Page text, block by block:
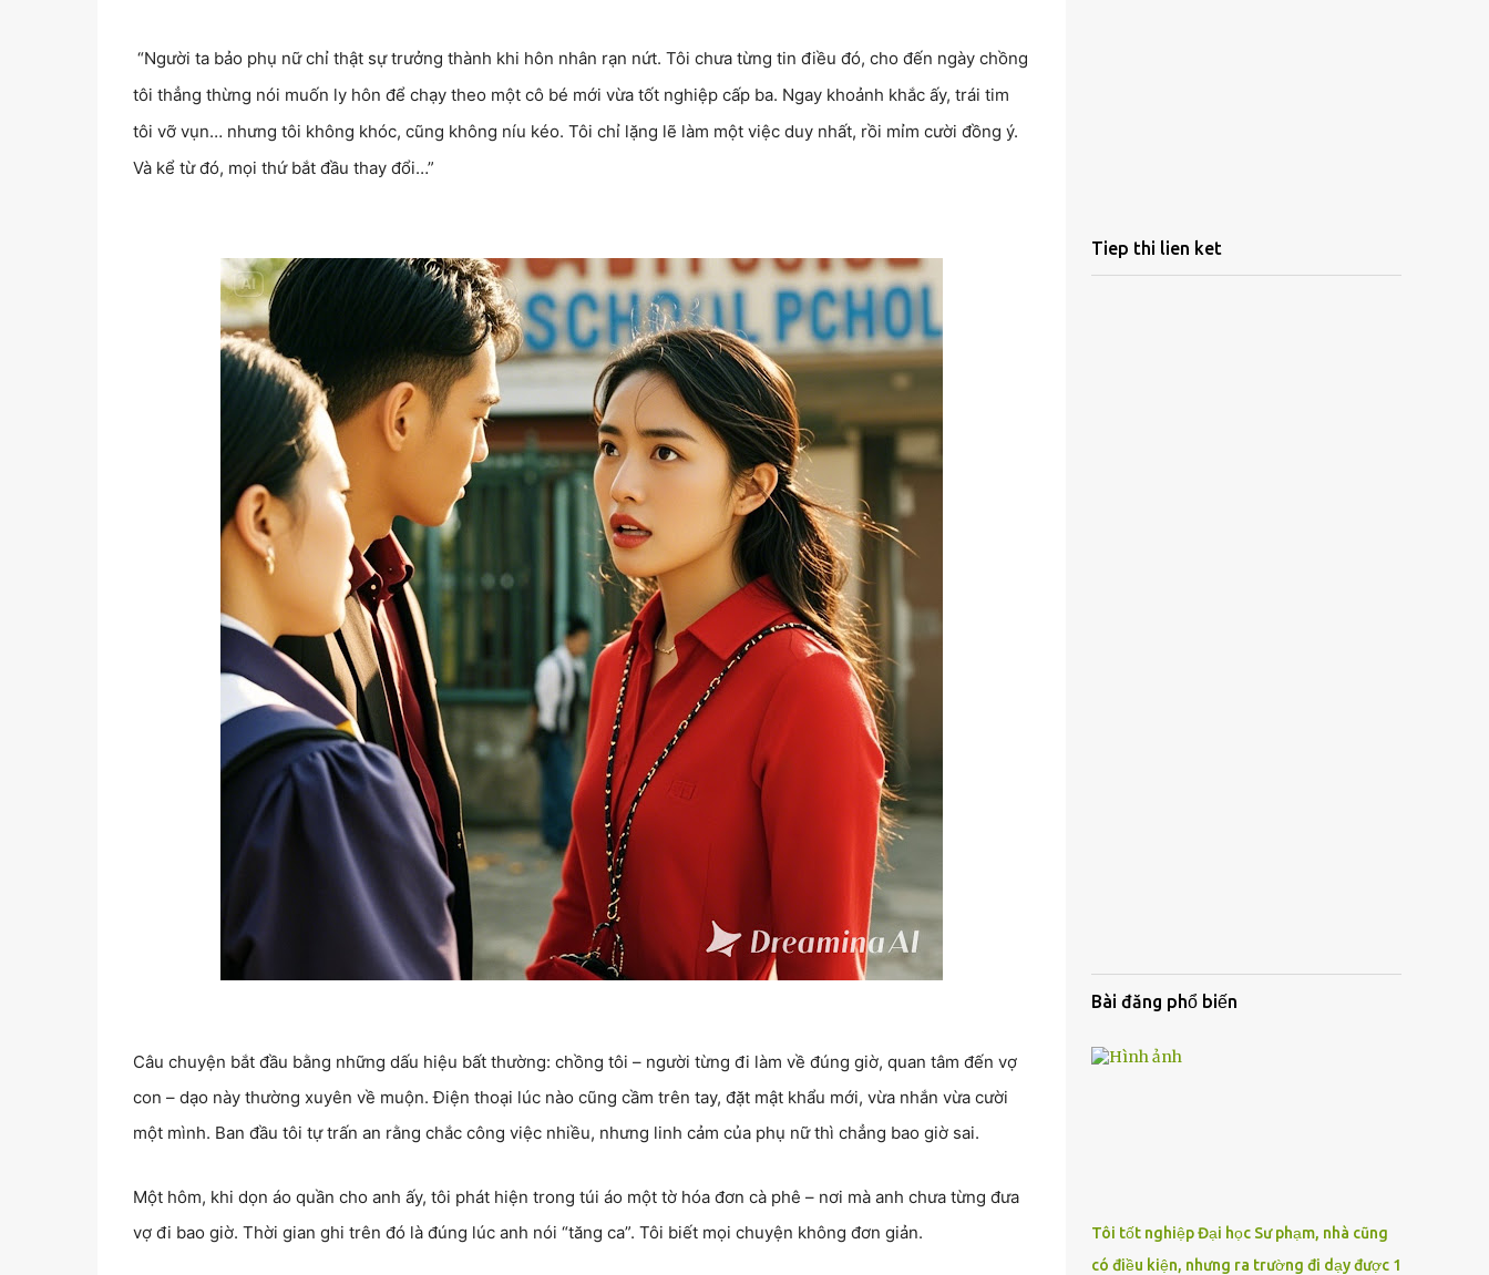
“Người ta bảo phụ nữ chỉ thật sự trưởng thành khi hôn nhân rạn nứt. Tôi chưa từng tin điều đó, cho đến ngày chồng
tôi thẳng thừng nói muốn ly hôn để chạy theo một cô bé mới vừa tốt nghiệp cấp ba. Ngay khoảnh khắc ấy, trái tim
tôi vỡ vụn… nhưng tôi không khóc, cũng không níu kéo. Tôi chỉ lặng lẽ làm một việc duy nhất, rồi mỉm cười đồng ý.
Và kể từ đó, mọi thứ bắt đầu thay đổi…”
Câu chuyện bắt đầu bằng những dấu hiệu bất thường: chồng tôi – người từng đi làm về đúng giờ, quan tâm đến vợ
con – dạo này thường xuyên về muộn. Điện thoại lúc nào cũng cầm trên tay, đặt mật khẩu mới, vừa nhắn vừa cười
một mình. Ban đầu tôi tự trấn an rằng chắc công việc nhiều, nhưng linh cảm của phụ nữ thì chẳng bao giờ sai.
Một hôm, khi dọn áo quần cho anh ấy, tôi phát hiện trong túi áo một tờ hóa đơn cà phê – nơi mà anh chưa từng đưa
vợ đi bao giờ. Thời gian ghi trên đó là đúng lúc anh nói “tăng ca”. Tôi biết mọi chuyện không đơn giản.
Tiep thi lien ket
Bài đăng phổ biến
Tôi tốt nghiệp Đại học Sư phạm, nhà cũng
có điều kiện, nhưng ra trường đi dạy được 1